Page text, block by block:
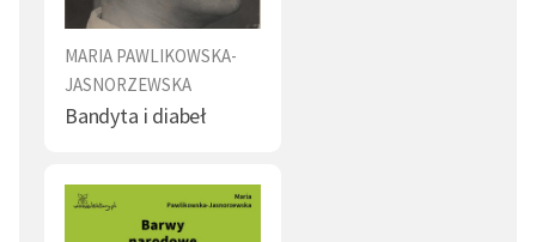
MARIA PAWLIKOWSKA-
JASNORZEWSKA
Bandyta i diabeł